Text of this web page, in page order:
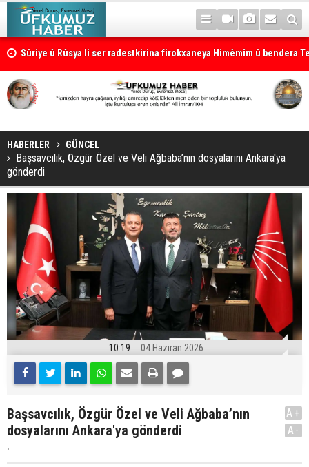
Sûriye û Rûsya li ser radestkirina firokxaneya Himêmîm û bendera
kirin
HABERLER GÜNCEL
Başsavcılık, Özgür Özel ve Veli Ağbaba’nın dosyalarını Ankara'ya
gönderdi
10:19 04 Haziran 2026
Başsavcılık, Özgür Özel ve Veli Ağbaba’nın
dosyalarını Ankara'ya gönderdi
.
A+
A-